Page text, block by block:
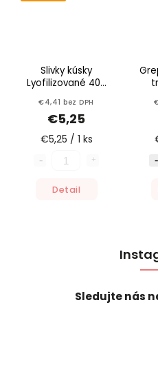
Slivky kúsky
Lyofilizované 40g
€4,41 bez DPH
€5,25
€5,25 / 1 ks
Detail
Sledujte nás